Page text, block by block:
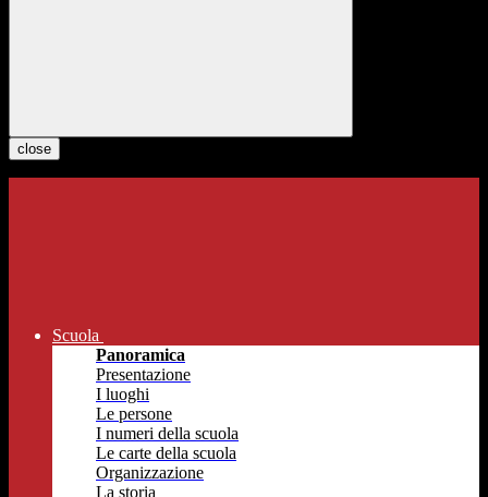
close
Scuola
Panoramica
Presentazione
I luoghi
Le persone
I numeri della scuola
Le carte della scuola
Organizzazione
La storia